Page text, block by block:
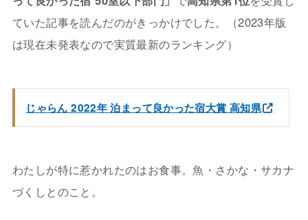
ていた記事を読んだのがきっかけでした。（2023年版
は現在未発表なので実質最新のランキング）
じゃらん 2022年 泊まって良かった宿大賞 高知県
わたしが特に惹かれたのはお食事。魚・さかな・サカナ
づくしとのこと。